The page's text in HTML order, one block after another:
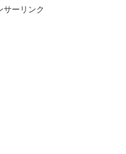
サーリンク